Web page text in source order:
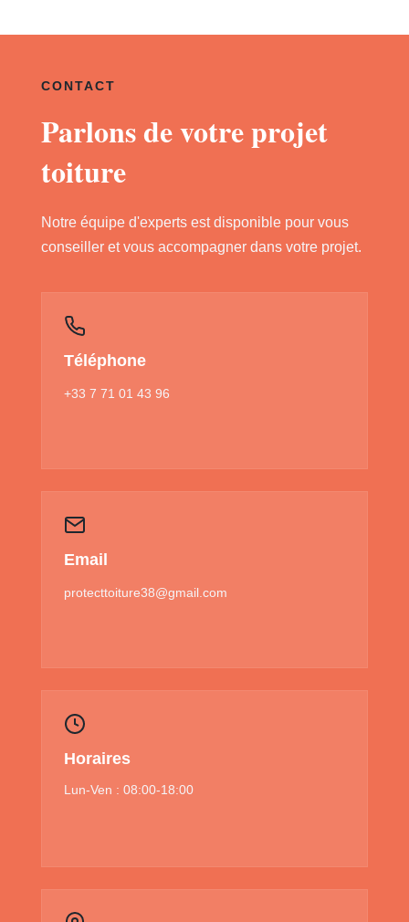
CONTACT
Parlons de votre projet
toiture
Notre équipe d'experts est disponible pour vous
conseiller et vous accompagner dans votre projet.
Téléphone
+33 7 71 01 43 96
Email
protecttoiture38@gmail.com
Horaires
Lun-Ven : 08:00-18:00